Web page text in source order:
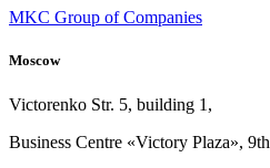
MKC Group of Companies
Moscow
Victorenko Str. 5, building 1,
Business Centre «Victory Plaza», 9th